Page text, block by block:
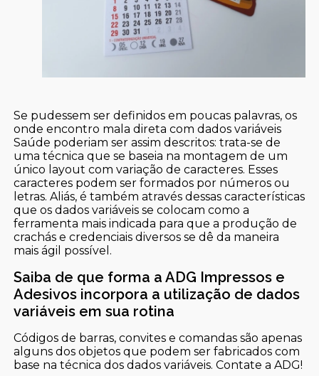
Se pudessem ser definidos em poucas palavras, os
onde encontro mala direta com dados variáveis
Saúde poderiam ser assim descritos: trata-se de
uma técnica que se baseia na montagem de um
único layout com variação de caracteres. Esses
caracteres podem ser formados por números ou
letras. Aliás, é também através dessas características
que os dados variáveis se colocam como a
ferramenta mais indicada para que a produção de
crachás e credenciais diversos se dê da maneira
mais ágil possível.
Saiba de que forma a ADG Impressos e
Adesivos incorpora a utilização de dados
variáveis em sua rotina
Códigos de barras, convites e comandas são apenas
alguns dos objetos que podem ser fabricados com
base na técnica dos dados variáveis. Contate a ADG!